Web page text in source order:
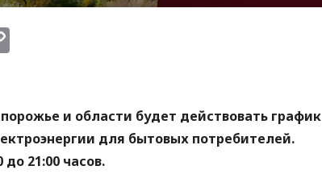
и области будет действовать график
для бытовых потребителей.
21:00 часов.